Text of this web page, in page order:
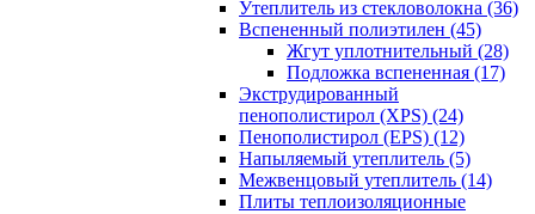
Утеплитель из стекловолокна (36)
Вспененный полиэтилен (45)
Жгут уплотнительный (28)
Подложка вспененная (17)
Экструдированный
пенополистирол (XPS) (24)
Пенополистирол (EPS) (12)
Напыляемый утеплитель (5)
Межвенцовый утеплитель (14)
Плиты теплоизоляционные